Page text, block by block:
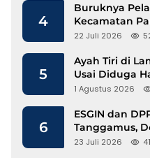
4
Buruknya
Kecamatan
Disdukcapil
22 Juli 2026
5
Ayah Tiri di
Usai Diduga
1 Agustus 2026
6
ESGIN dan
Tanggamus,
Berbasis Kopi
23 Juli 2026